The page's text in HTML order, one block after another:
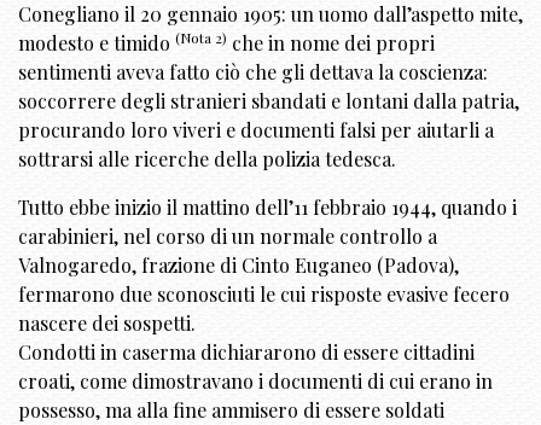
Conegliano il 20 gennaio 1905: un uomo dall’aspetto mite,
modesto e timido (Nota 2) che in nome dei propri
sentimenti aveva fatto ciò che gli dettava la coscienza:
soccorrere degli stranieri sbandati e lontani dalla patria,
procurando loro viveri e documenti falsi per aiutarli a
sottrarsi alle ricerche della polizia tedesca.
Tutto ebbe inizio il mattino dell’11 febbraio 1944, quando i
carabinieri, nel corso di un normale controllo a
Valnogaredo, frazione di Cinto Euganeo (Padova),
fermarono due sconosciuti le cui risposte evasive fecero
nascere dei sospetti.
Condotti in caserma dichiararono di essere cittadini
croati, come dimostravano i documenti di cui erano in
possesso, ma alla fine ammisero di essere soldati